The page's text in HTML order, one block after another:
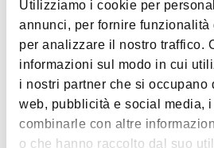
Utilizziamo i cookie per
annunci, per fornire
per analizzare il nostro traffico.
informazioni sul modo in cui
i nostri partner che si occupano
web, pubblicità e social media,
combinarle con altre
o che hanno raccolto dal suo
7:00 P.M.
Images